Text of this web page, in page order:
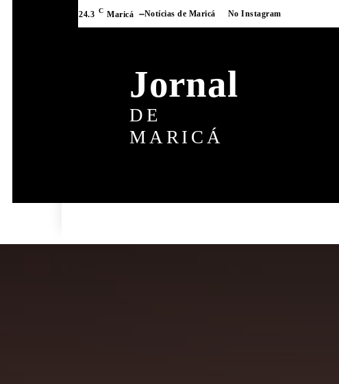
24.3 C Maricá Notícias de Maricá No Instagram
Jornal
DE
MARICÁ